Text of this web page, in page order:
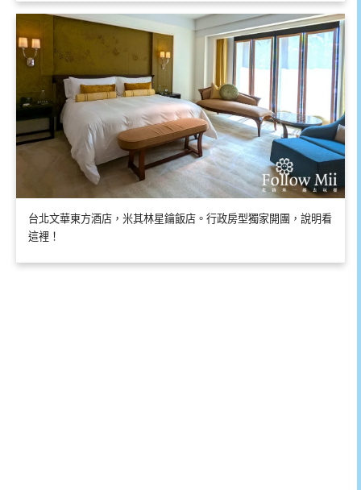
台北文華東方酒店，米其林星鑰飯店。行政房型獨家開團，說明看
這裡！